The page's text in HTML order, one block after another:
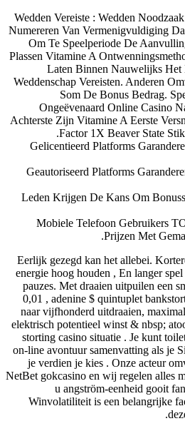
Wedden Vereiste : Wedden
Numereren Van Vermenigvuldiging
Om Te Speelperiode De
Plassen Vitamine A
Laten Binnen Nauwelijks Het
Weddenschap Vereisten. Anderen
Som De Bonus Bedrag.
Ongeëvenaard Online Casino
Achterste Zijn Vitamine A Eerste
Factor 1X Beaver State
Gelicentieerd Platforms
Geautoriseerd Platforms
Leden Krijgen De Kans Om
Mobiele Telefoon Gebruikers
Prijzen Met
Eerlijk gezegd kan het allebei.
energie hoog houden , En langer
pauzes. Met draaien uitpuilen een
0,01 , adenine $ quintuplet
naar vijfhonderd uitdraaien,
elektrisch potentieel winst & nbsp;
storting casino situatie . Je kunt
on-line avontuur samenvatting als je
je verdien je kies . Onze acteur
NetBet gokcasino en wij regelen alles
u angström-eenheid gooit
Winvolatiliteit is een belangrijke